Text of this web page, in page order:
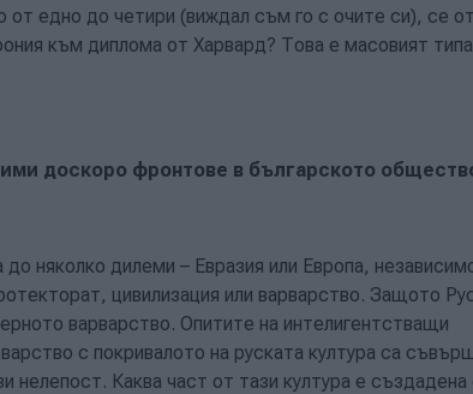
от едно до четири (виждал съм го с очите си), се
към диплома от Харвард? Това е масовият
доскоро фронтове в българското
няколко дилеми – Евразия или Европа,
цивилизация или варварство. Защото
варварство. Опитите на интелигентстващи
с покривалото на руската култура са
нелепост. Каква част от тази култура е създадена